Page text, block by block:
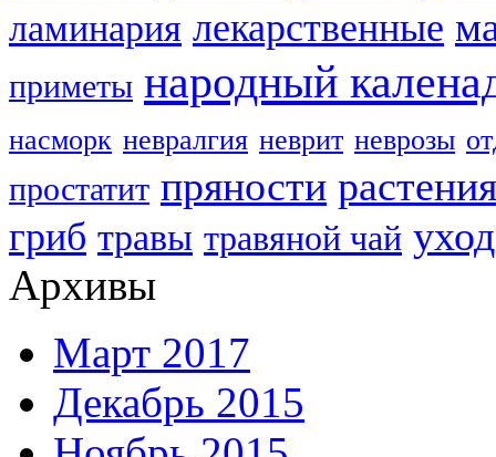
ламинария лекарственные
приметы народный
насморк невралгия неврит неврозы
простатит пряности растения
гриб травы травяной чай уход
Архивы
Март 2017
Декабрь 2015